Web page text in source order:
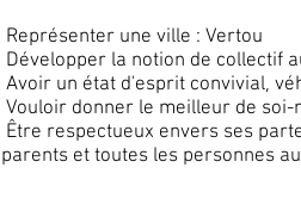
Représenter une ville : Vertou
Développer la notion de collectif
Avoir un état d'esprit convivial,
Vouloir donner le meilleur de
Être respectueux envers ses
parents et toutes les personnes